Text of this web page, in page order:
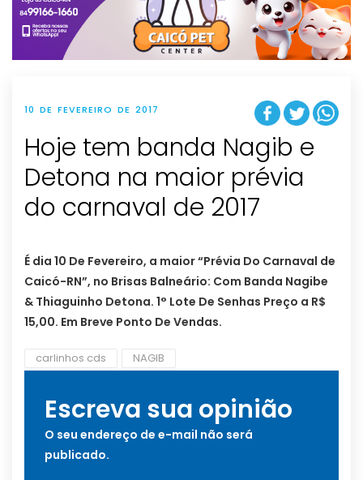
t
i
o
n
10 DE FEVEREIRO DE 2017
Hoje tem banda Nagib e
Detona na maior prévia
do carnaval de 2017
É dia 10 De Fevereiro, a maior “Prévia Do Carnaval de
Caicó-RN”, no Brisas Balneário: Com Banda Nagibe
& Thiaguinho Detona. 1° Lote De Senhas Preço a R$
15,00. Em Breve Ponto De Vendas.
carlinhos cds NAGIB
Escreva sua opinião
O seu endereço de e-mail não será
publicado.